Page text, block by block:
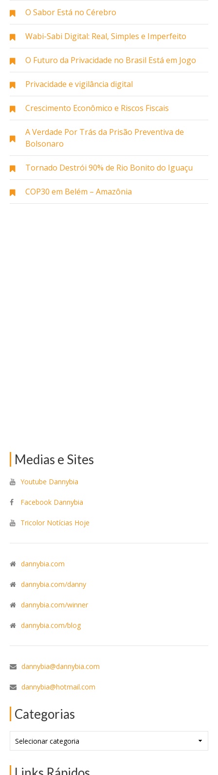
O Sabor Está no Cérebro
Wabi-Sabi Digital: Real, Simples e Imperfeito
O Futuro da Privacidade no Brasil Está em Jogo
Privacidade e vigilância digital
Crescimento Econômico e Riscos Fiscais
A Verdade Por Trás da Prisão Preventiva de
Bolsonaro
Tornado Destrói 90% de Rio Bonito do Iguaçu
COP30 em Belém – Amazônia
Medias e Sites
Youtube Dannybia
Facebook Dannybia
Tricolor Notícias Hoje
dannybia.com
dannybia.com/danny
dannybia.com/winner
dannybia.com/blog
dannybia@dannybia.com
dannybia@hotmail.com
Categorias